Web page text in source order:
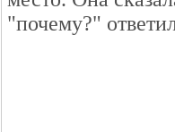
"почему?"